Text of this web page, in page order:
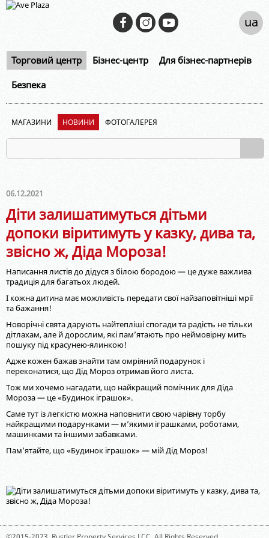
Торговий центр Бізнес-центр Для бізнес-партнерів
Безпека
ua
МАГАЗИНИ НОВИНИ ФОТОГАЛЕРЕЯ
06.12.2021
Діти залишатимуться дітьми
допоки віритимуть у казку, дива та,
звісно ж, Діда Мороза!
Написання листів до дідуся з білою бородою — це дуже важлива
традиція для багатьох людей.
І кожна дитина має можливість передати свої найзаповітніші мрії
та бажання!
Новорічні свята дарують найтепліші спогади та радість не тільки
дітлахам, але й дорослим, які пам’ятають про неймовірну мить
пошуку під красунею-ялинкою!
Адже кожен бажав знайти там омріяний подарунок і
переконатися, що Дід Мороз отримав його листа.
Тож ми хочемо нагадати, що найкращий помічник для Діда
Мороза — це «Будинок іграшок».
Саме тут із легкістю можна наповнити свою чарівну торбу
найкращими подарунками — м’якими іграшками, роботами,
машинками та іншими забавками.
Пам’ятайте, що «Будинок іграшок» — мій Дід Мороз!